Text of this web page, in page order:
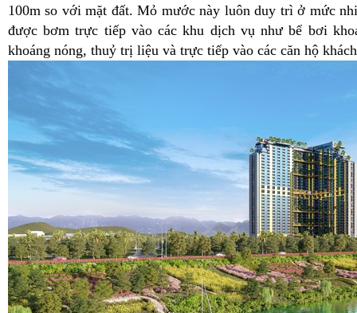
100m so với mặt đất. Mỏ mước này luôn duy trì ở mức
được bơm trực tiếp vào các khu dịch vụ như bể bơi
khoáng nóng, thuỷ trị liệu và trực tiếp vào các căn hộ